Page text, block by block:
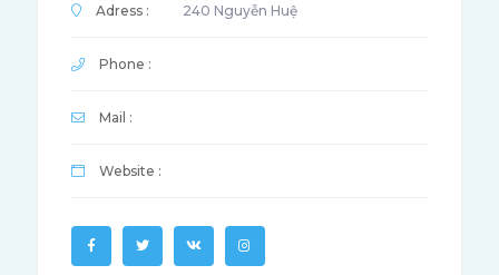
Adress : 240 Nguyễn Huệ
Phone :
Mail :
Website :